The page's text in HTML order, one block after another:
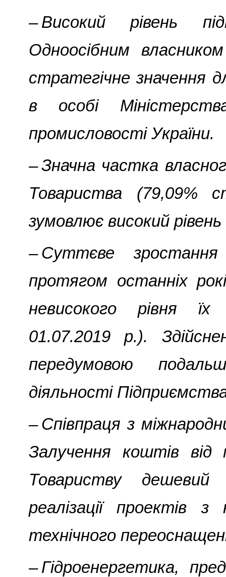
– Високий рівень
Одноосібним
стратегічне значення
в особі
промисловості України.
– Значна частка
Товариства (79,09%
зумовлює високий
– Суттєве
протягом останніх
невисокого рівня
01.07.2019 р.).
передумовою
діяльності
– Співпраця з
Залучення коштів від
Товариству дешевий
реалізації проектів
технічного
– Гідроенергетика,